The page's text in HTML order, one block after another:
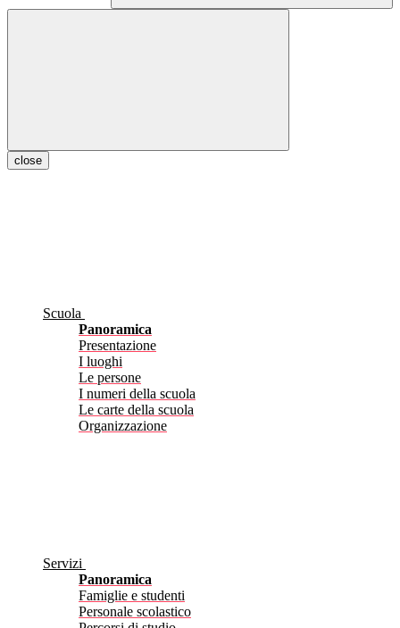
close
Scuola
Panoramica
Presentazione
I luoghi
Le persone
I numeri della scuola
Le carte della scuola
Organizzazione
Servizi
Panoramica
Famiglie e studenti
Personale scolastico